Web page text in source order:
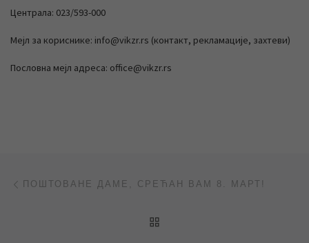
Централа: 023/593-000
Мејл за кориснике: info@vikzr.rs (контакт, рекламације, захтеви)
Пословна мејл адреса: office@vikzr.rs
Post navigation
ПОШТОВАНЕ ДАМЕ, СРЕЋАН ВАМ 8. МАРТ!